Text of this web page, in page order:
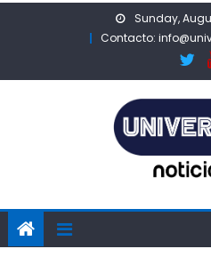
Sunday,
Contacto: